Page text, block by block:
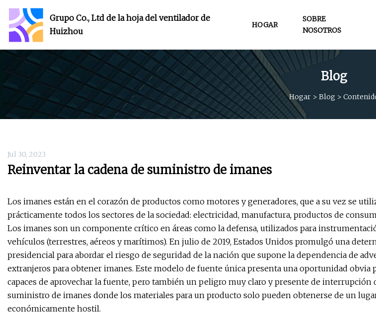
Grupo Co., Ltd de la hoja del ventilador de
Huizhou
HOGAR
SOBRE
NOSOTROS
Blog
Hogar> Blog >
Jul 30, 2023
Reinventar la cadena de suministro de imanes
Los imanes están en el corazón de productos como motores y generadores, que a su vez se
prácticamente todos los sectores de la sociedad: electricidad, manufactura, productos de
Los imanes son un componente crítico en áreas como la defensa, utilizados para
vehículos (terrestres, aéreos y marítimos). En julio de 2019, Estados Unidos promulgó una
presidencial para abordar el riesgo de seguridad de la nación que supone la dependencia de
extranjeros para obtener imanes. Este modelo de fuente única presenta una oportunidad obvia
capaces de aprovechar la fuente, pero también un peligro muy claro y presente de interrupción
suministro de imanes donde los materiales para un producto solo pueden obtenerse de un
económicamente hostil.